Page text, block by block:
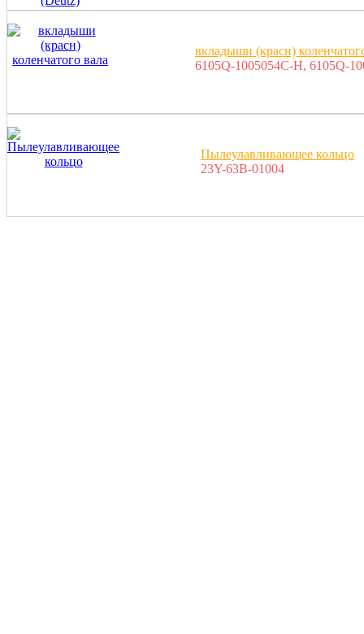
вкладыши (красн)
6105Q-1005054C-H, 6105Q-
Пылеулавливающее кольцо
23Y-63В-01004